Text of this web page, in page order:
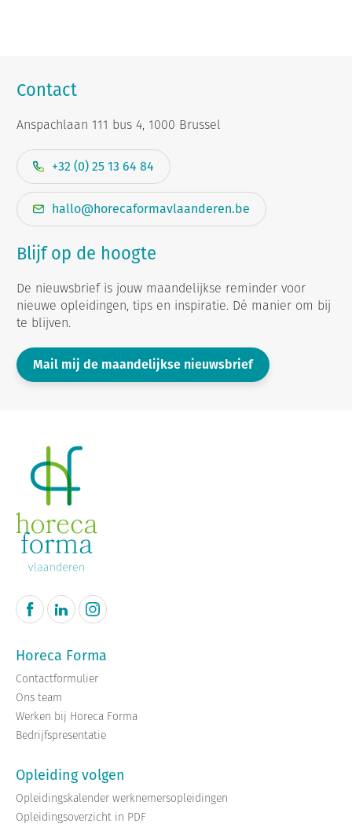
Contact
Anspachlaan 111 bus 4, 1000 Brussel
+32 (0) 25 13 64 84
hallo@horecaformavlaanderen.be
Blijf op de hoogte
De nieuwsbrief is jouw maandelijkse reminder voor
nieuwe opleidingen, tips en inspiratie. Dé manier om bij
te blijven.
Mail mij de maandelijkse nieuwsbrief
Horeca Forma
Contactformulier
Ons team
Werken bij Horeca Forma
Bedrijfspresentatie
Opleiding volgen
Opleidingskalender werknemersopleidingen
Opleidingsoverzicht in PDF